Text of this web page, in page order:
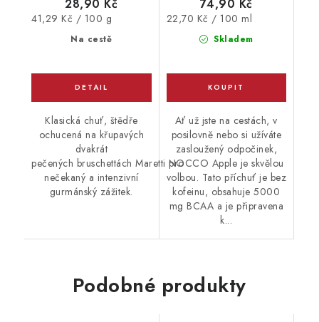
Na cestě
28,90 Kč
Měrná
41,29 Kč / 100 g
Klasická chuť, štědře
ochucená na křupavých
dvakrát
pečených bruschettách Maretti pro
nečekaný a intenzivní
gurmánský zážitek.
Skladem
74,90 Kč
Měrná
22,70 Kč / 100 ml
Ať už jste na cestách, v
posilovně nebo si užíváte
zasloužený odpočinek,
NOCCO Apple je skvělou
volbou. Tato příchuť je bez
kofeinu, obsahuje 5000
mg BCAA a je připravena
k...
Podobné produkty